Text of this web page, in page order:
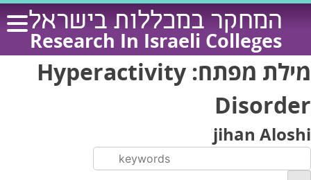
Skip
content
המחקר במכללות בישראל
Research In Israeli Colleges
מילת מפתח: Hyperactivity
Disorder
jihan Aloshi